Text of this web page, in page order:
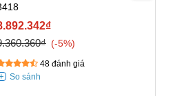
-5%
48 đánh giá